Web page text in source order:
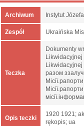
Archiwum Instytut
Zespół Ukraińska
Teczka
Dokumenty
разом
Opis teczki
1920 1921;
rękopis; ua